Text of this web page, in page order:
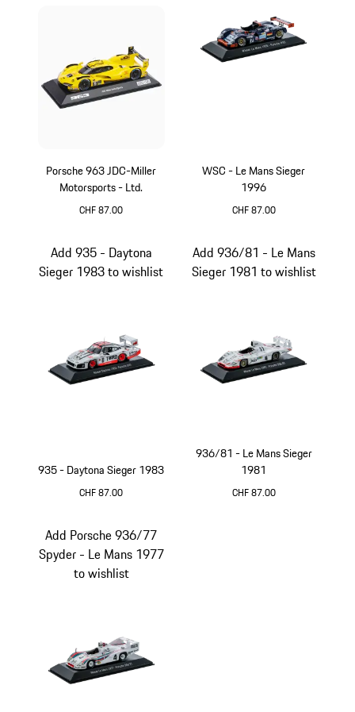
Porsche 963 JDC-Miller
Motorsports - Ltd.
CHF 87.00
WSC - Le Mans Sieger
1996
CHF 87.00
935 - Daytona Sieger 1983
CHF 87.00
Add 935 - Daytona
Sieger 1983 to wishlist
936/81 - Le Mans Sieger
1981
CHF 87.00
Add 936/81 - Le Mans
Sieger 1981 to wishlist
Add Porsche 936/77
Spyder - Le Mans 1977
to wishlist